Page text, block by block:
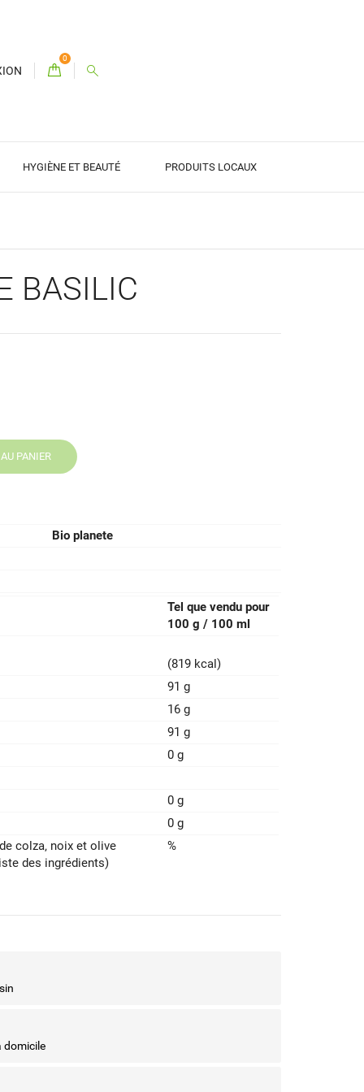
0
HYGIÈNE ET BEAUTÉ PRODUITS LOCAUX
BASILIC
PANIER
Bio planete
Tel que vendu pour
100 g / 100 ml
(819 kcal)
91 g
16 g
91 g
0 g
0 g
0 g
colza‚ noix et olive
des ingrédients)
%
domicile